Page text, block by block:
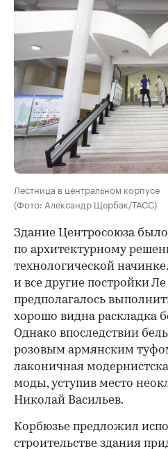
Лестница в центральном корпусе
(Фото: Александр Щербак/ТАСС)
Здание Центросоюза
по архитектурному
технологической
и все другие постройки
предполагалось
хорошо видна раскладка
Однако впоследствии
розовым армянским
лаконичная
моды, уступив место
Николай Васильев.
Корбюзье предложил
строительстве здания